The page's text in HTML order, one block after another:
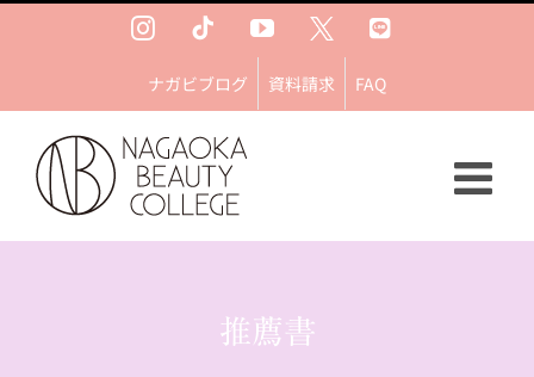
InstagramTiktokYouTube
Ｘ LINE
ナガビブログ 資料請求 FAQ
推薦書